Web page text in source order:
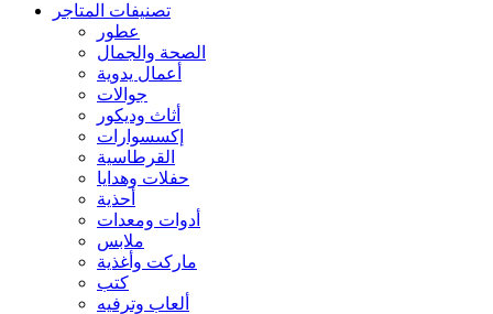
تصنيفات المتاجر
عطور
الصحة والجمال
أعمال يدوية
جوالات
أثاث وديكور
إكسسوارات
القرطاسية
حفلات وهدايا
أحذية
أدوات ومعدات
ملابس
ماركت وأغذية
كتب
ألعاب وترفيه